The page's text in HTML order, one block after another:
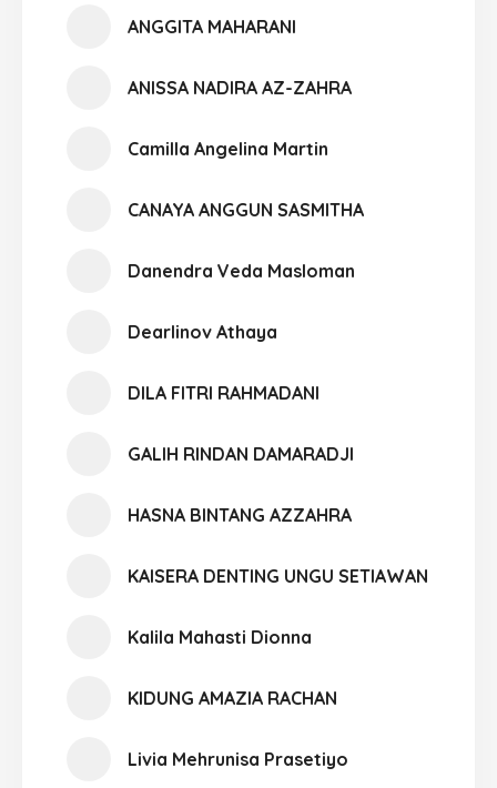
ANGGITA MAHARANI
ANISSA NADIRA AZ-ZAHRA
Camilla Angelina Martin
CANAYA ANGGUN SASMITHA
Danendra Veda Masloman
Dearlinov Athaya
DILA FITRI RAHMADANI
GALIH RINDAN DAMARADJI
HASNA BINTANG AZZAHRA
KAISERA DENTING UNGU SETIAWAN
Kalila Mahasti Dionna
KIDUNG AMAZIA RACHAN
Livia Mehrunisa Prasetiyo